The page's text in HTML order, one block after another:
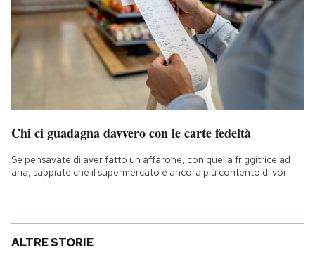
Chi ci guadagna davvero con le carte fedeltà
Se pensavate di aver fatto un affarone, con quella friggitrice ad
aria, sappiate che il supermercato è ancora più contento di voi
ALTRE STORIE